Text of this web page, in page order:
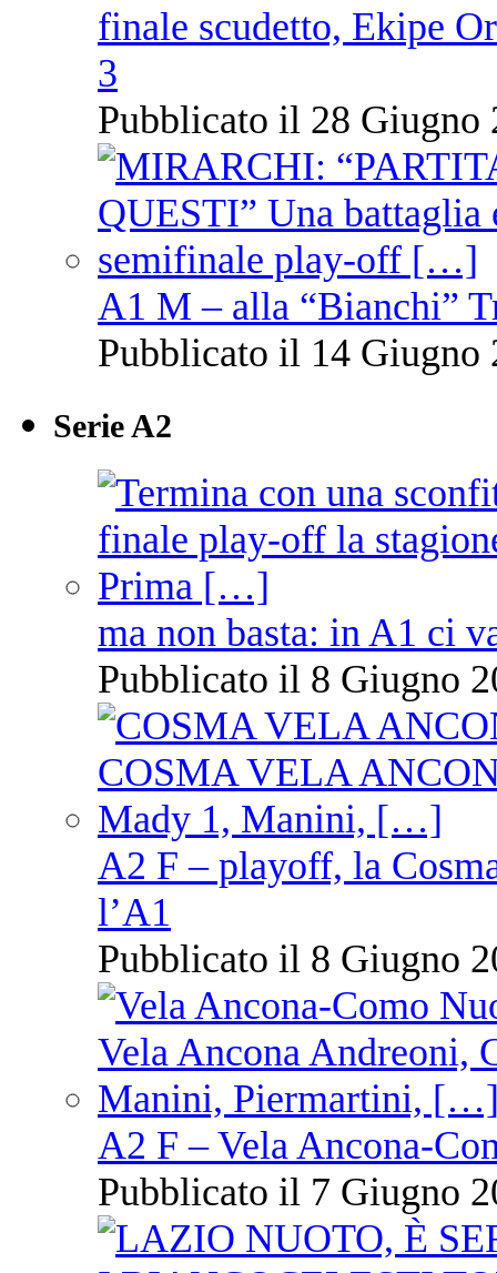
finale scudetto, Ekipe
3
Pubblicato il 28 Giugno
A1 M – alla “Bianchi”
Pubblicato il 14 Giugno
Serie A2
ma non basta: in A1 ci
Pubblicato il 8 Giugno
A2 F – playoff, la
l’A1
Pubblicato il 8 Giugno
A2 F – Vela Ancona-
Pubblicato il 7 Giugno